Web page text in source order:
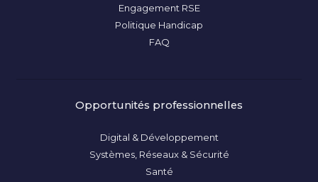
Engagement RSE
Politique Handicap
FAQ
Opportunités professionnelles
Digital & Développement
Systèmes, Réseaux & Sécurité
Santé